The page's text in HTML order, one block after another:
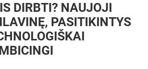
DIRBTI? NAUJOJI
PASITIKINTYS